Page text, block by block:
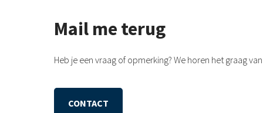
Mail me terug
Heb je een vraag of opmerking? We horen het graag
CONTACT